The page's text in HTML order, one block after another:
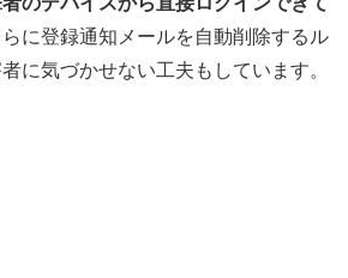
に登録通知メールを自動削除するル
に気づかせない工夫もしています。